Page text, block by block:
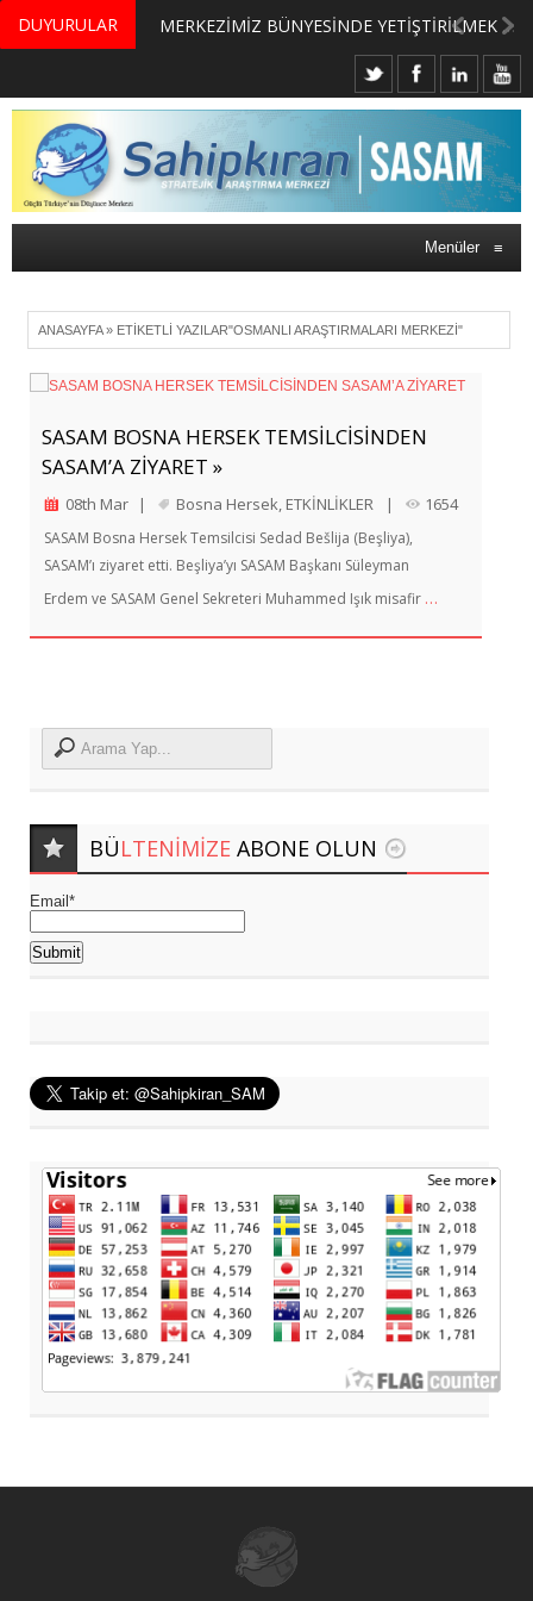
DUYURULAR MERKEZİMİZ BÜNYESİNDE YETİŞTİRİLMEK ÜZERE GÖNÜLLÜ ÜLKE MASASI UZMANI VE UZMAN ADAYLARI ARIYORUZ
Menüler ≡
ANASAYFA» ETIKETLI YAZILAR"OSMANLI ARAŞTIRMALARI MERKEZI"
SASAM BOSNA HERSEK TEMSİLCİSİNDEN
SASAM’A ZİYARET »
08th Mar | Bosna Hersek ETKİNLİKLER | 1654
SASAM Bosna Hersek Temsilcisi Sedad Bešlija (Beşliya),
SASAM’ı ziyaret etti. Beşliya’yı SASAM Başkanı Süleyman
Erdem ve SASAM Genel Sekreteri Muhammed Işık misafir …
BÜLTENIMIZE ABONE OLUN
Email*